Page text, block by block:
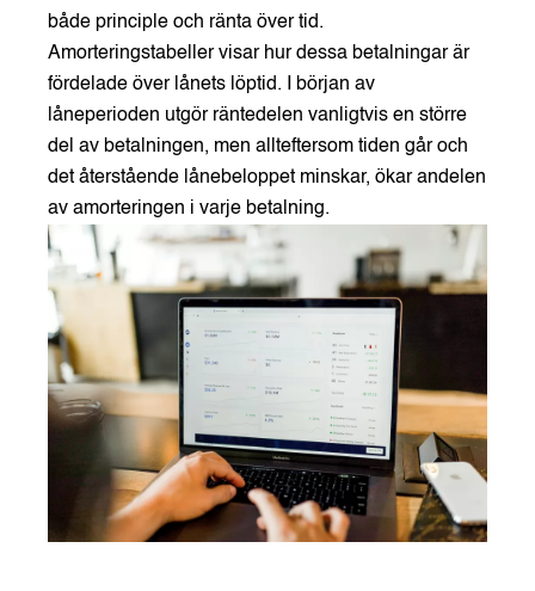
både principle och ränta över tid.
Amorteringstabeller visar hur dessa betalningar är
fördelade över lånets löptid. I början av
låneperioden utgör räntedelen vanligtvis en större
del av betalningen, men allteftersom tiden går och
det återstående lånebeloppet minskar, ökar andelen
av amorteringen i varje betalning.